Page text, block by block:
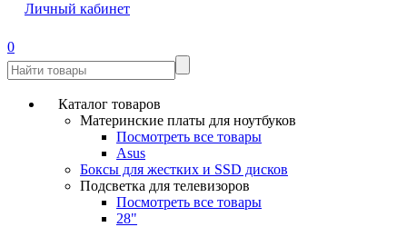
Личный кабинет
0
Каталог товаров
Материнские платы для ноутбуков
Посмотреть все товары
Asus
Боксы для жестких и SSD дисков
Подсветка для телевизоров
Посмотреть все товары
28"